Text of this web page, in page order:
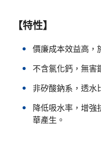
【特性】
價廉成本效益高，
不含氯化鈣，無害
非矽酸鈉系，透水
降低吸水率，增強
華產生。